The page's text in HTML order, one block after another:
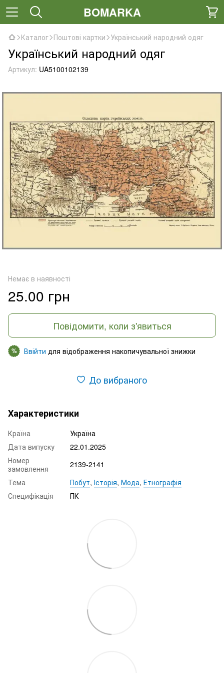
BOMARKA
Каталог Поштові картки Український народний одяг
Український народний одяг
Артикул: UA5100102139
Немає в наявності
25.00 грн
Повідомити, коли з'явиться
% Ввійти для відображення накопичувальної знижки
До вибраного
Характеристики
Країна
Україна
Дата випуску
22.01.2025
Номер
замовлення
2139-2141
Тема
Побут, Історія, Мода, Етнографія
Специфікація
ПК